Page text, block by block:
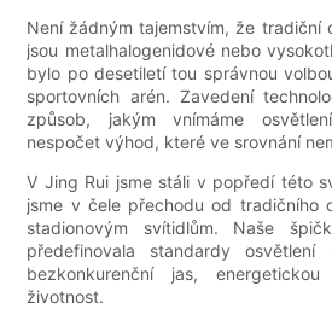
Není žádným tajemstvím, že tradiční
jsou metalhalogenidové nebo
bylo po desetiletí tou správnou
sportovních arén. Zavedení
způsob, jakým vnímáme
nespočet výhod, které ve srovnání
V Jing Rui jsme stáli v popředí této
jsme v čele přechodu od tradičního
stadionovým svítidlům. Naše
předefinovala standardy
bezkonkurenční jas,
životnost.